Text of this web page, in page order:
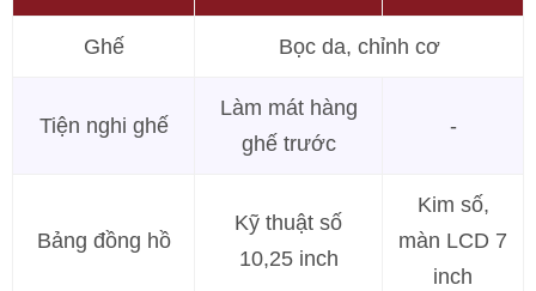
Ghế Bọc da, chỉnh cơ
Tiện nghi ghế
Làm mát hàng
ghế trước
-
Bảng đồng hồ
Kỹ thuật số
10,25 inch
Kim số,
màn LCD 7
inch